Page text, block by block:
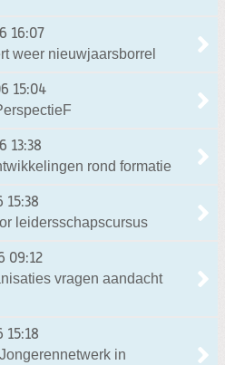
16:07
weer nieuwjaarsborrel
15:04
13:38
rond formatie
15:38
leidersschapscursus
09:12
vragen aandacht
15:18
in